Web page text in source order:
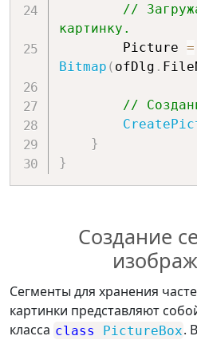
//
картинку.
        Picture
=
Bitmap ( ofDlg .
//
}
}
Создание
Сегменты для хранения
картинки представляют
класса class PictureBox.